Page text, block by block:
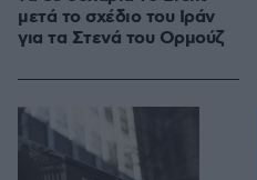
μετά το σχέδιο του Ιράν
για τα Στενά του Ορμούζ